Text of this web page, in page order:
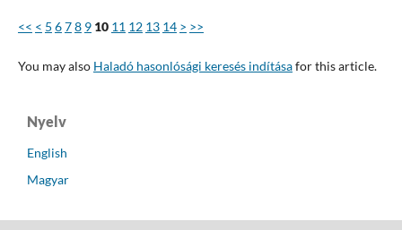
<< < 5 678 9 10 11 12 13 14 > >>
You may also Haladó hasonlósági keresés indításafor this article.
Nyelv
English
Magyar